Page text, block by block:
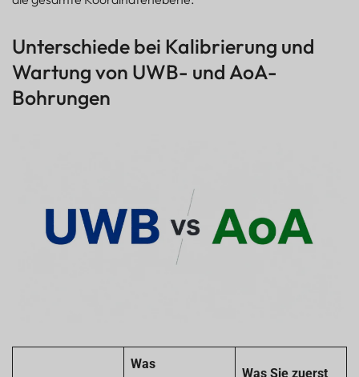
Unterschiede bei Kalibrierung und
Wartung von UWB- und AoA-
Bohrungen
Was
Was Sie zuerst